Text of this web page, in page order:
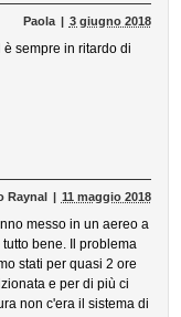
Paola 3 giugno 2018
sempre in ritardo di
Raynal 11 maggio 2018
messo in un aereo a
bene. Il problema
stati per quasi 2 ore
e per di più ci
non c'era il sistema di